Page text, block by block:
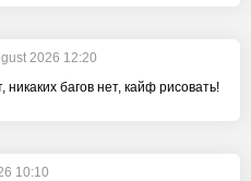
2026 12:20
багов нет, кайф рисовать!
10:10